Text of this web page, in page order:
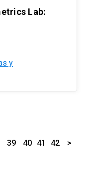
Lab:
y
39 40 41 42 >